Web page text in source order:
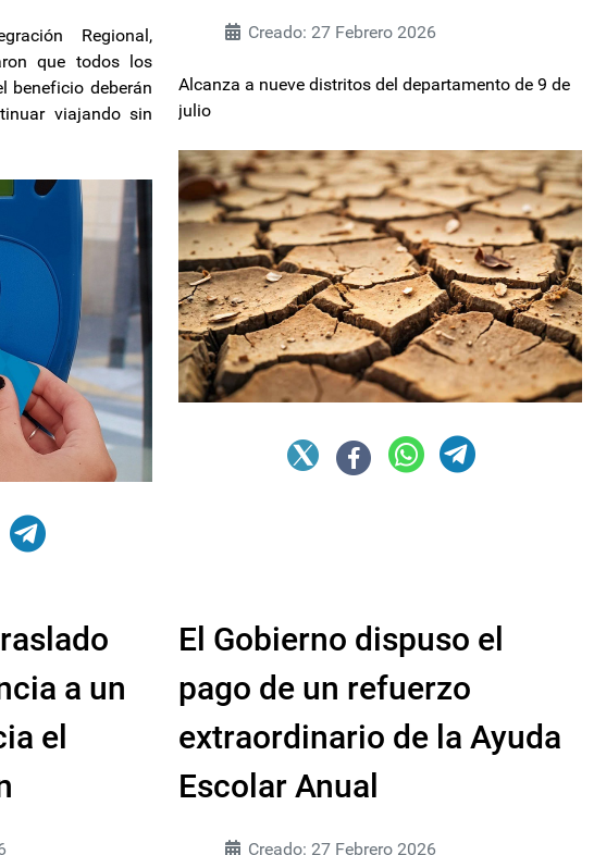
Regional,
que todos los
beneficio deberán
viajando sin
Creado: 27 Febrero 2026
Alcanza a nueve distritos del departamento de 9 de
julio
a un
el
El Gobierno dispuso el
pago de un refuerzo
extraordinario de la Ayuda
Escolar Anual
Creado: 27 Febrero 2026